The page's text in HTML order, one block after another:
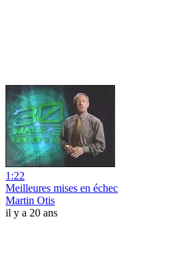
1:22
Meilleures mises en échec
Martin Otis
il y a 20 ans